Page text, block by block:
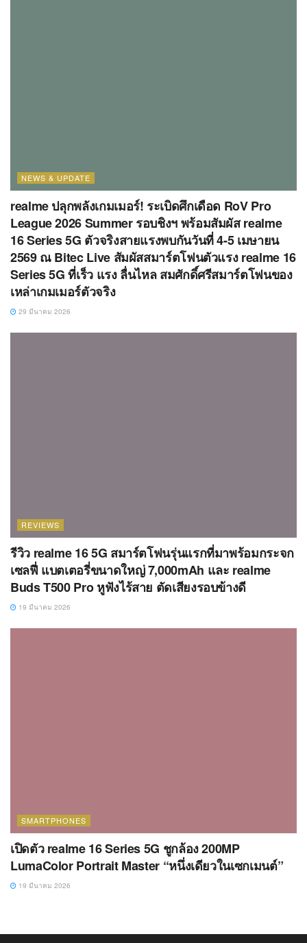
NEWS & UPDATE
realme ปลุกพลังเกมเมอร์! ระเบิดศึกเดือด RoV Pro
League 2026 Summer รอบชิงฯ พร้อมสัมผัส realme
16 Series 5G ตัวจริงสายแรงพบกันวันที่ 4-5 เมษายน
2569 ณ Bitec Live สัมผัสสมาร์ตโฟนตัวแรง realme 16
Series 5G ที่เร็ว แรง ลื่นไหล สมศักดิ์ศรีสมาร์ตโฟนของ
เหล่าเกมเมอร์ตัวจริง
29 มีนาคม 2026
REVIEWS
รีวิว realme 16 5G สมาร์ตโฟนรุ่นแรกที่มาพร้อมกระจก
เซลฟี่ แบตเตอรี่ขนาดใหญ่ 7,000mAh และ realme
Buds T500 Pro หูฟังไร้สาย ตัดเสียงรอบข้างดี
19 มีนาคม 2026
SMARTPHONES
เปิดตัว realme 16 Series 5G ชูกล้อง 200MP
LumaColor Portrait Master “หนึ่งเดียวในเซกเมนต์”
19 มีนาคม 2026